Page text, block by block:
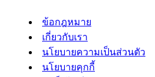
ข้อกฎหมาย
เกี่ยวกับเรา
นโยบายความเป็นส่วนตัว
นโยบายคุกกี้